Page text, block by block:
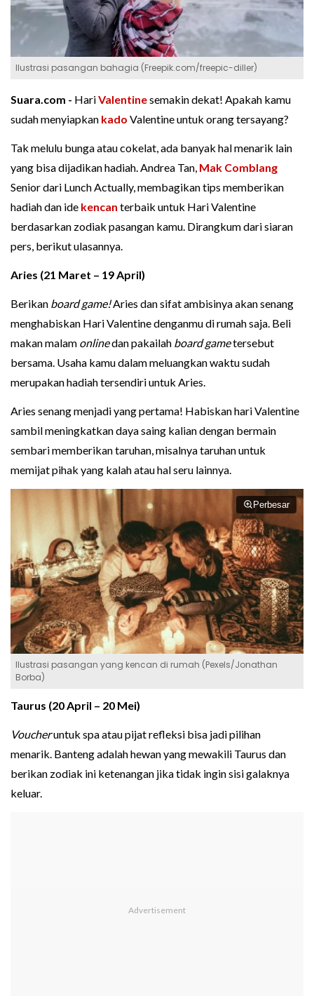
Ilustrasi pasangan bahagia (Freepik.com/freepic-diller)
Suara.com - HariValentinesemakin dekat! Apakah kamu
sudah menyiapkan kado Valentine untuk orang tersayang?
Tak melulu bunga atau cokelat, ada banyak hal menarik lain
yang bisa dijadikan hadiah. Andrea Tan, Mak Comblang
Senior dari Lunch Actually, membagikan tips memberikan
hadiah dan ide kencan terbaik untuk Hari Valentine
berdasarkan zodiak pasangan kamu. Dirangkum dari siaran
pers, berikut ulasannya.
Aries (21 Maret – 19 April)
Berikan board game!Aries dan sifat ambisinya akan senang
menghabiskan Hari Valentine denganmu di rumah saja. Beli
makan malam onlinedan pakailah board gametersebut
bersama. Usaha kamu dalam meluangkan waktu sudah
merupakan hadiah tersendiri untuk Aries.
Aries senang menjadi yang pertama! Habiskan hari Valentine
sambil meningkatkan daya saing kalian dengan bermain
sembari memberikan taruhan, misalnya taruhan untuk
memijat pihak yang kalah atau hal seru lainnya.
Perbesar
Ilustrasi pasangan yang kencan di rumah (Pexels/Jonathan
Borba)
Taurus (20 April – 20 Mei)
Voucheruntuk spa atau pijat refleksi bisa jadi pilihan
menarik. Banteng adalah hewan yang mewakili Taurus dan
berikan zodiak ini ketenangan jika tidak ingin sisi galaknya
keluar.